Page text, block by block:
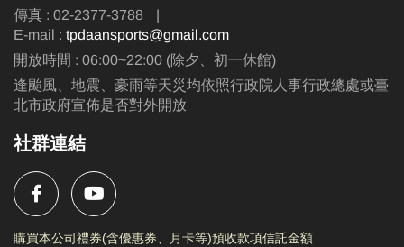
傳真 : 02-2377-3788
|
E-mail : tpdaansports@gmail.com
開放時間 : 06:00~22:00 (除夕、初一休館)
逢颱風、地震、豪雨等天災均依照行政院人事行政總處或臺
北市政府宣佈是否對外開放
社群連結
購買本公司禮券(含優惠券、月卡等)預收款項信託金額